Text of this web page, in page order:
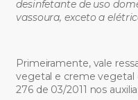
desinfetante de uso
vassoura, exceto a
Primeiramente, vale
vegetal e creme vegetal
276 de 03/2011 nos auxilia: